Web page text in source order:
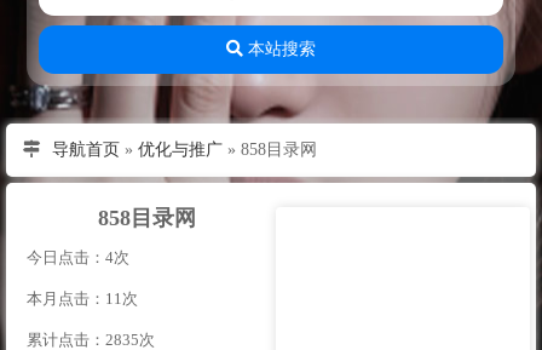
本站搜索
导航首页 » 优化与推广» 858目录网
858目录网
今日点击：4次
本月点击：11次
累计点击：2835次